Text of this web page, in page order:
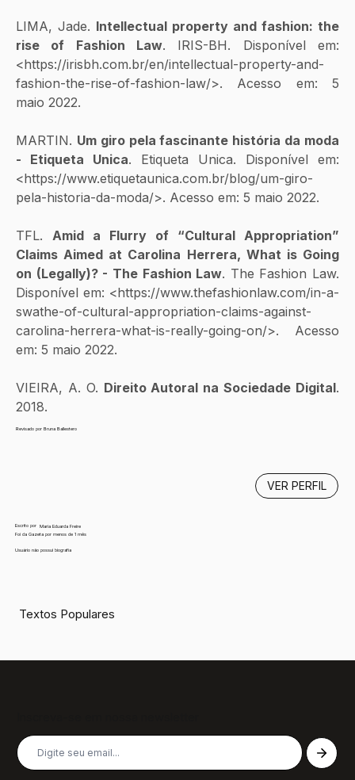
LIMA, Jade. Intellectual property and fashion: the
rise of Fashion Law. IRIS-BH. Disponível em:
<https://irisbh.com.br/en/intellectual-property-and-
fashion-the-rise-of-fashion-law/>. Acesso em: 5
maio 2022.
MARTIN. Um giro pela fascinante história da moda
- Etiqueta Unica. Etiqueta Unica. Disponível em:
<https://www.etiquetaunica.com.br/blog/um-giro-
pela-historia-da-moda/>. Acesso em: 5 maio 2022.
‌TFL. Amid a Flurry of “Cultural Appropriation”
Claims Aimed at Carolina Herrera, What is Going
on (Legally)? - The Fashion Law. The Fashion Law.
Disponível em: <https://www.thefashionlaw.com/in-a-
swathe-of-cultural-appropriation-claims-against-
carolina-herrera-what-is-really-going-on/>. Acesso
em: 5 maio 2022.
VIEIRA, A. O. Direito Autoral na Sociedade Digital.
2018.
Revisado por Bruna Ballestero
Escrito por
Maria Eduarda Freire
Foi da Gazeta por menos de 1 mês
Usuário não possui biografia
VER PERFIL
Textos Populares